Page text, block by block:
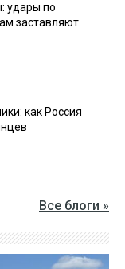
удары по
заставляют
как Россия
Все блоги »